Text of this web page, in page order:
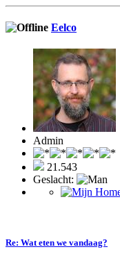
Eelco
Admin
21.543
Geslacht:
Re: Wat eten we vandaag?